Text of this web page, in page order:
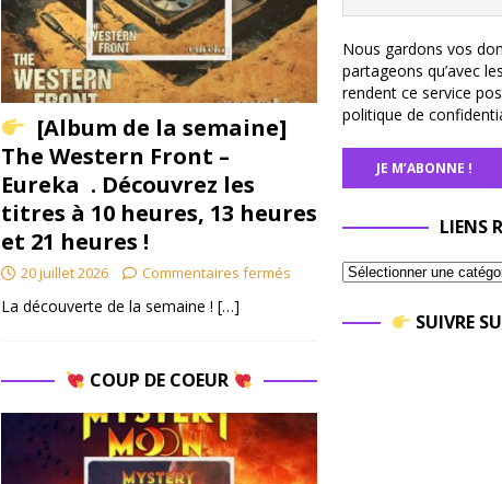
[Album de la semaine]
The Western Front –
Eureka . Découvrez les
titres à 10 heures, 13 heures
et 21 heures !
20 juillet 2026 Commentaires fermés
La découverte de la semaine ! […]
COUP DE COEUR
Nous gardons vos
partageons qu’avec
rendent ce service
politique de
LIENS
SUIVRE